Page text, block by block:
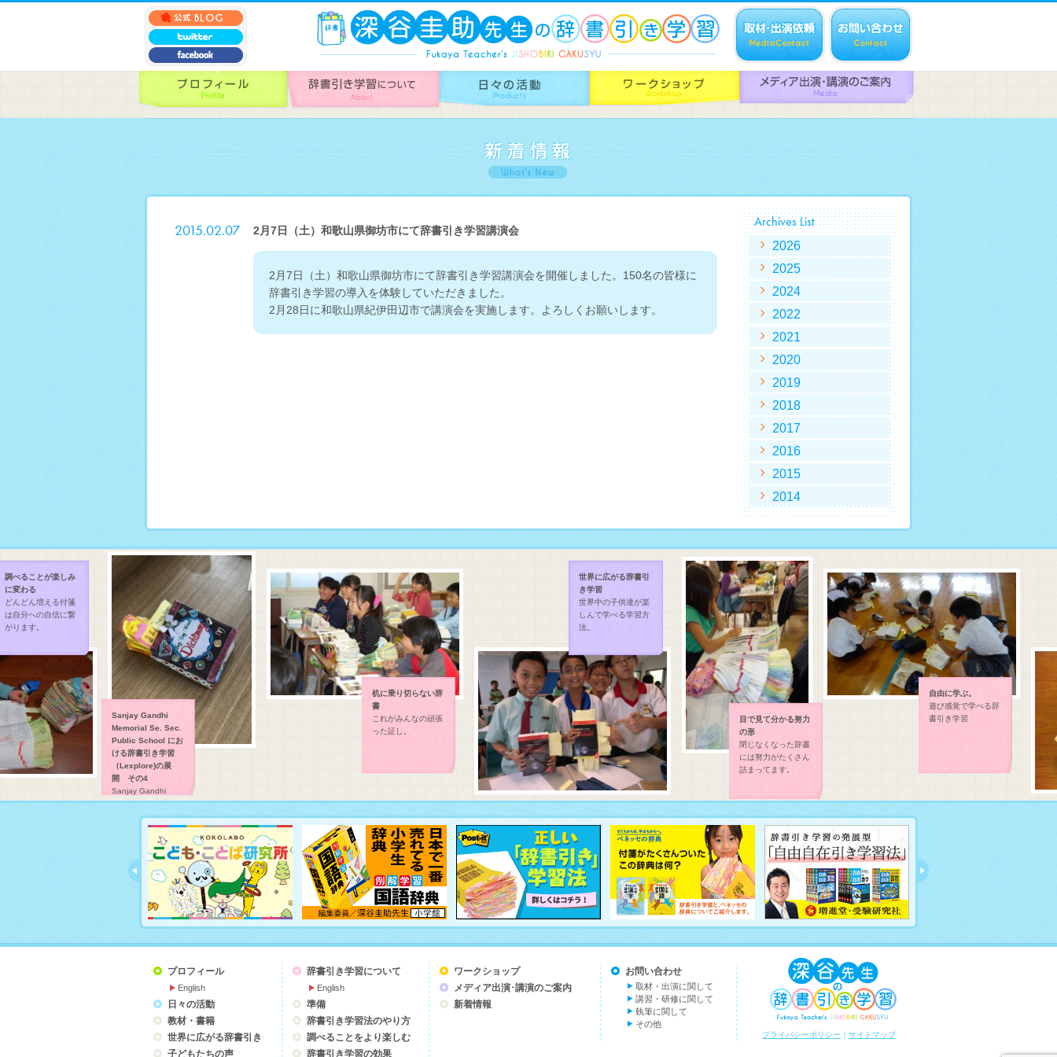
2015.02.07 2月7日（土）和歌山県御坊市にて辞書引き学習講演会
2月7日（土）和歌山県御坊市にて辞書引き学習講演会を開催しました。150名の皆様に
辞書引き学習の導入を体験していただきました。
2月28日に和歌山県紀伊田辺市で講演会を実施します。よろしくお願いします。
Archives List
2026
2025
2024
2022
2021
2020
2019
2018
2017
2016
2015
2014
べることが楽しみ
変わる
んどん増える付箋
自分への自信に繋
ります。
Sanjay Gandhi
Memorial Se. Sec.
Public School にお
ける辞書引き学習
（Lexplore)の展
開 その4
Sanjay Gandhi
Memorial Se. Sec.
Public School にお
ける辞書引き学習
（Lexplore)の展開で
机に乗り切らない辞
これがみんなの頑張
った証し。
世界に広がる辞書引
き学習
世界中の子供達が楽
しんで学べる学習方
法。
目で見て分かる努力
の形
閉じなくなった辞書
には努力がたくさん
詰まってます。
自由に学ぶ。
遊び感覚で学べる辞
書引き学習
プロフィール
English
日々の活動
教材・書籍
世界に広がる辞書引き
子どもたちの声
辞書引き学習について
English
準備
辞書引き学習法のやり方
調べることをより楽しむ
辞書引き学習の効果
ワークショップ
メディア出演･講演のご案内
新着情報
お問い合わせ
取材・出演に関して
講習・研修に関して
執筆に関して
その他
プライバシーポリシー ｜ サイトマップ